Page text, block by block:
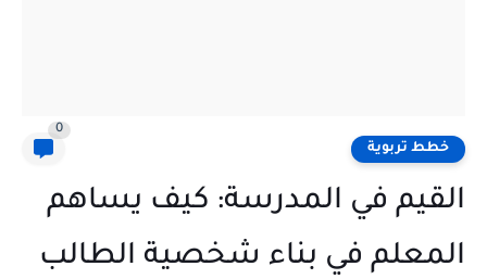
خطط تربوية
0
القيم في المدرسة: كيف يساهم
المعلم في بناء شخصية الطالب